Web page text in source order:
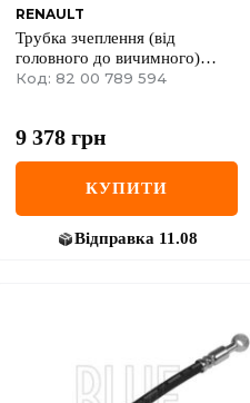
RENAULT
Трубка зчеплення (від
головного до вичимного)
Renault Master III/Opel
Код: 82 00 789 594
9 378 грн
КУПИТИ
Відправка 11.08